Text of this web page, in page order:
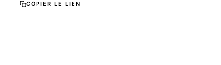
COPIER LE LIEN